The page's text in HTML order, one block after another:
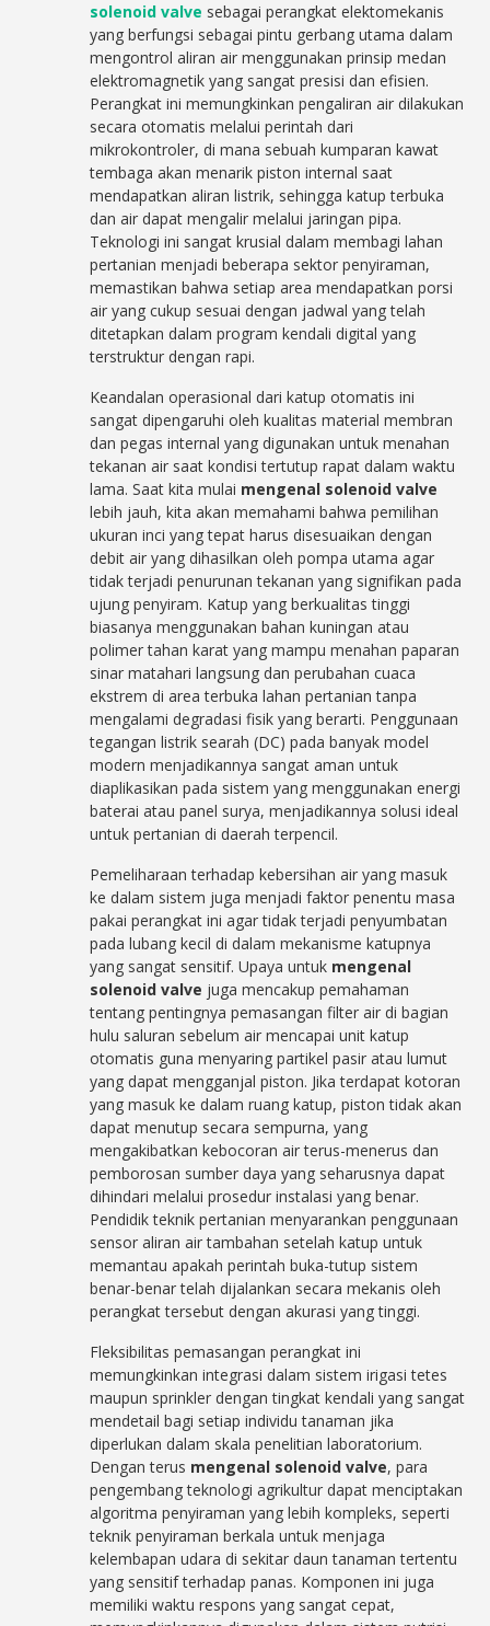
solenoid valve sebagai perangkat elektomekanis
yang berfungsi sebagai pintu gerbang utama dalam
mengontrol aliran air menggunakan prinsip medan
elektromagnetik yang sangat presisi dan efisien.
Perangkat ini memungkinkan pengaliran air dilakukan
secara otomatis melalui perintah dari
mikrokontroler, di mana sebuah kumparan kawat
tembaga akan menarik piston internal saat
mendapatkan aliran listrik, sehingga katup terbuka
dan air dapat mengalir melalui jaringan pipa.
Teknologi ini sangat krusial dalam membagi lahan
pertanian menjadi beberapa sektor penyiraman,
memastikan bahwa setiap area mendapatkan porsi
air yang cukup sesuai dengan jadwal yang telah
ditetapkan dalam program kendali digital yang
terstruktur dengan rapi.
Keandalan operasional dari katup otomatis ini
sangat dipengaruhi oleh kualitas material membran
dan pegas internal yang digunakan untuk menahan
tekanan air saat kondisi tertutup rapat dalam waktu
lama. Saat kita mulai mengenal solenoid valve
lebih jauh, kita akan memahami bahwa pemilihan
ukuran inci yang tepat harus disesuaikan dengan
debit air yang dihasilkan oleh pompa utama agar
tidak terjadi penurunan tekanan yang signifikan pada
ujung penyiram. Katup yang berkualitas tinggi
biasanya menggunakan bahan kuningan atau
polimer tahan karat yang mampu menahan paparan
sinar matahari langsung dan perubahan cuaca
ekstrem di area terbuka lahan pertanian tanpa
mengalami degradasi fisik yang berarti. Penggunaan
tegangan listrik searah (DC) pada banyak model
modern menjadikannya sangat aman untuk
diaplikasikan pada sistem yang menggunakan energi
baterai atau panel surya, menjadikannya solusi ideal
untuk pertanian di daerah terpencil.
Pemeliharaan terhadap kebersihan air yang masuk
ke dalam sistem juga menjadi faktor penentu masa
pakai perangkat ini agar tidak terjadi penyumbatan
pada lubang kecil di dalam mekanisme katupnya
yang sangat sensitif. Upaya untuk mengenal
solenoid valve juga mencakup pemahaman
tentang pentingnya pemasangan filter air di bagian
hulu saluran sebelum air mencapai unit katup
otomatis guna menyaring partikel pasir atau lumut
yang dapat mengganjal piston. Jika terdapat kotoran
yang masuk ke dalam ruang katup, piston tidak akan
dapat menutup secara sempurna, yang
mengakibatkan kebocoran air terus-menerus dan
pemborosan sumber daya yang seharusnya dapat
dihindari melalui prosedur instalasi yang benar.
Pendidik teknik pertanian menyarankan penggunaan
sensor aliran air tambahan setelah katup untuk
memantau apakah perintah buka-tutup sistem
benar-benar telah dijalankan secara mekanis oleh
perangkat tersebut dengan akurasi yang tinggi.
Fleksibilitas pemasangan perangkat ini
memungkinkan integrasi dalam sistem irigasi tetes
maupun sprinkler dengan tingkat kendali yang sangat
mendetail bagi setiap individu tanaman jika
diperlukan dalam skala penelitian laboratorium.
Dengan terus mengenal solenoid valve, para
pengembang teknologi agrikultur dapat menciptakan
algoritma penyiraman yang lebih kompleks, seperti
teknik penyiraman berkala untuk menjaga
kelembapan udara di sekitar daun tanaman tertentu
yang sensitif terhadap panas. Komponen ini juga
memiliki waktu respons yang sangat cepat,